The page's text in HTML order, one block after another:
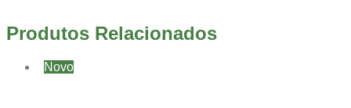
Produtos Relacionados
Novo